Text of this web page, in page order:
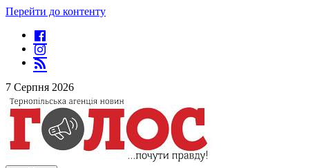
Перейти до контенту
7 Серпня 2026